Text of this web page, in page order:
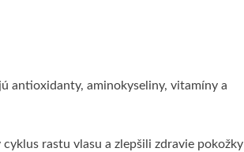
antioxidanty, aminokyseliny, vitamíny a
rastu vlasu a zlepšili zdravie pokožky